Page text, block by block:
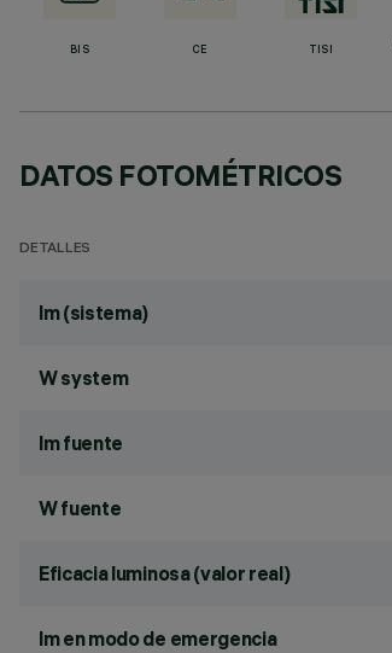
BIS CE TISI
DATOS FOTOMÉTRICOS
DETALLES
lm (sistema)
W system
lm fuente
W fuente
Eficacia luminosa (valor real)
lm en modo de emergencia